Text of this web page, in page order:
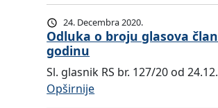
p
l
a
a
n
j
l
a
s
v
a
r
o
u
g
d
l
k
24. Decembra 2020.
Odluka o broju glasova
godinu
Sl. glasnik RS br. 127/20 od
Opširnije:
O